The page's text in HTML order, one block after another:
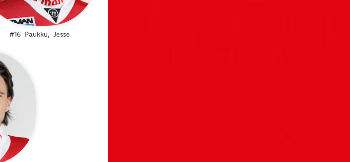
#16 Paukku, Jesse